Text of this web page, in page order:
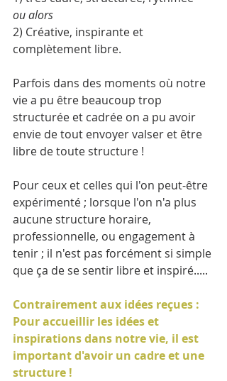
ou alors
2) Créative, inspirante et
complètement libre.
Parfois dans des moments où notre
vie a pu être beaucoup trop
structurée et cadrée on a pu avoir
envie de tout envoyer valser et être
libre de toute structure !
Pour ceux et celles qui l'on peut-être
expérimenté ; lorsque l'on n'a plus
aucune structure horaire,
professionnelle, ou engagement à
tenir ; il n'est pas forcément si simple
que ça de se sentir libre et inspiré.....
Contrairement aux idées reçues :
Pour accueillir les idées et
inspirations dans notre vie, il est
important d'avoir un cadre et une
structure !